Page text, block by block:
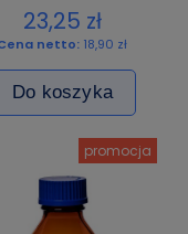
23,25 zł
netto: 18,90 zł
Do koszyka
promocja